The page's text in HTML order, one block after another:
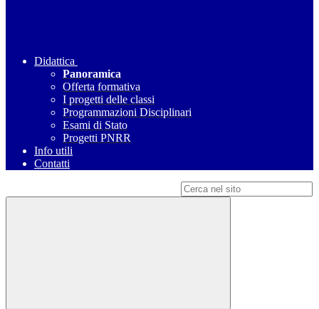
Didattica
Panoramica
Offerta formativa
I progetti delle classi
Programmazioni Disciplinari
Esami di Stato
Progetti PNRR
Info utili
Contatti